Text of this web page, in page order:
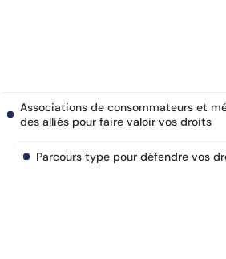
Associations de consommateurs et
des alliés pour faire valoir vos droits
Parcours type pour défendre vos